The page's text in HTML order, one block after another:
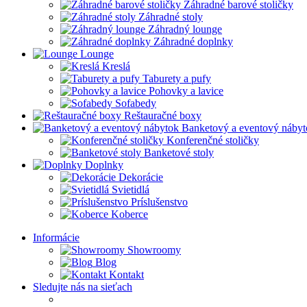
Záhradné barové stoličky
Záhradné stoly
Záhradný lounge
Záhradné doplnky
Lounge
Kreslá
Taburety a pufy
Pohovky a lavice
Sofabedy
Reštauračné boxy
Banketový a eventový
Konferenčné stoličky
Banketové stoly
Doplnky
Dekorácie
Svietidlá
Príslušenstvo
Koberce
Informácie
Showroomy
Blog
Kontakt
Sledujte nás na sieťach